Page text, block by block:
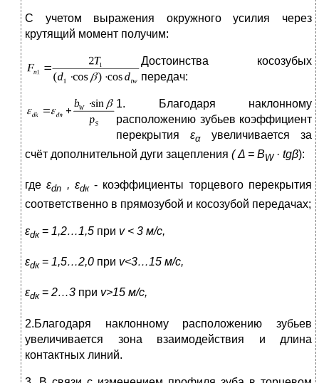
С учетом выражения окружного усилия через
крутящий момент получим:
Достоинства косозубых
передач:
1. Благодаря наклонному
расположению зубьев коэффициент
пе­рекрытияεαувеличивается за
счёт дополнительной дуги зацепления ( Δ = BW· tgβ):
гдеεdn , εdк- коэффициенты торцевого перекрытия
соответствен­но в прямозубой и косозубой передачах;
εdк = 1,2…1,5 при v< 3 м/c,
εdк = 1,5…2,0 при v<3…15 м/c,
εdк = 2…3 при v>15 м/c,
2.Благодаря наклонному расположению зубьев
увеличивается зона взаимодействия и длина
контактных линий.